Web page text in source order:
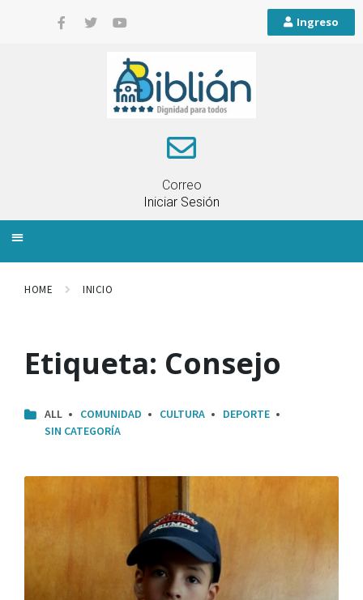
Ingreso
Correo
Iniciar Sesión
HOME INICIO
Etiqueta: Consejo
ALL COMUNIDAD CULTURA
DEPORTE
SIN CATEGORÍA